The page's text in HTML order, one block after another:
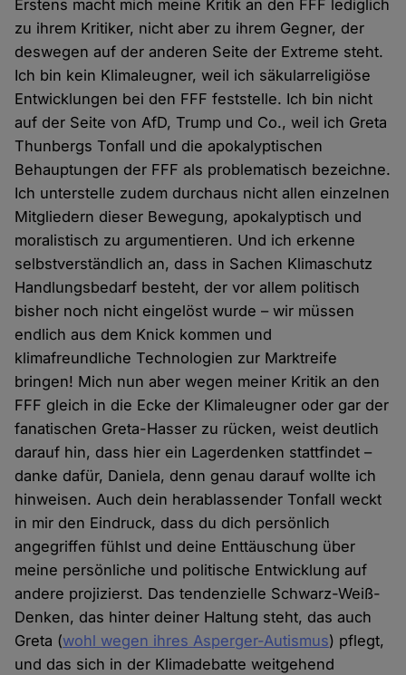
Erstens macht mich meine Kritik an den FFF lediglich
zu ihrem Kritiker, nicht aber zu ihrem Gegner, der
deswegen auf der anderen Seite der Extreme steht.
Ich bin kein Klimaleugner, weil ich säkularreligiöse
Entwicklungen bei den FFF feststelle. Ich bin nicht
auf der Seite von AfD, Trump und Co., weil ich Greta
Thunbergs Tonfall und die apokalyptischen
Behauptungen der FFF als problematisch bezeichne.
Ich unterstelle zudem durchaus nicht allen einzelnen
Mitgliedern dieser Bewegung, apokalyptisch und
moralistisch zu argumentieren. Und ich erkenne
selbstverständlich an, dass in Sachen Klimaschutz
Handlungsbedarf besteht, der vor allem politisch
bisher noch nicht eingelöst wurde – wir müssen
endlich aus dem Knick kommen und
klimafreundliche Technologien zur Marktreife
bringen! Mich nun aber wegen meiner Kritik an den
FFF gleich in die Ecke der Klimaleugner oder gar der
fanatischen Greta-Hasser zu rücken, weist deutlich
darauf hin, dass hier ein Lagerdenken stattfindet –
danke dafür, Daniela, denn genau darauf wollte ich
hinweisen. Auch dein herablassender Tonfall weckt
in mir den Eindruck, dass du dich persönlich
angegriffen fühlst und deine Enttäuschung über
meine persönliche und politische Entwicklung auf
andere projizierst. Das tendenzielle Schwarz-Weiß-
Denken, das hinter deiner Haltung steht, das auch
Greta (wohl wegen ihres Asperger-Autismus) pflegt,
und das sich in der Klimadebatte weitgehend